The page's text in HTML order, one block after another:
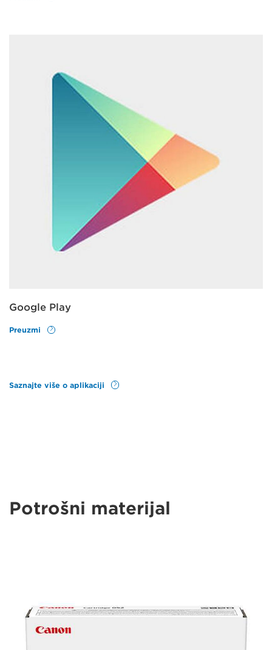
Google Play
Preuzmi
Saznajte više o aplikaciji
Potrošni materijal